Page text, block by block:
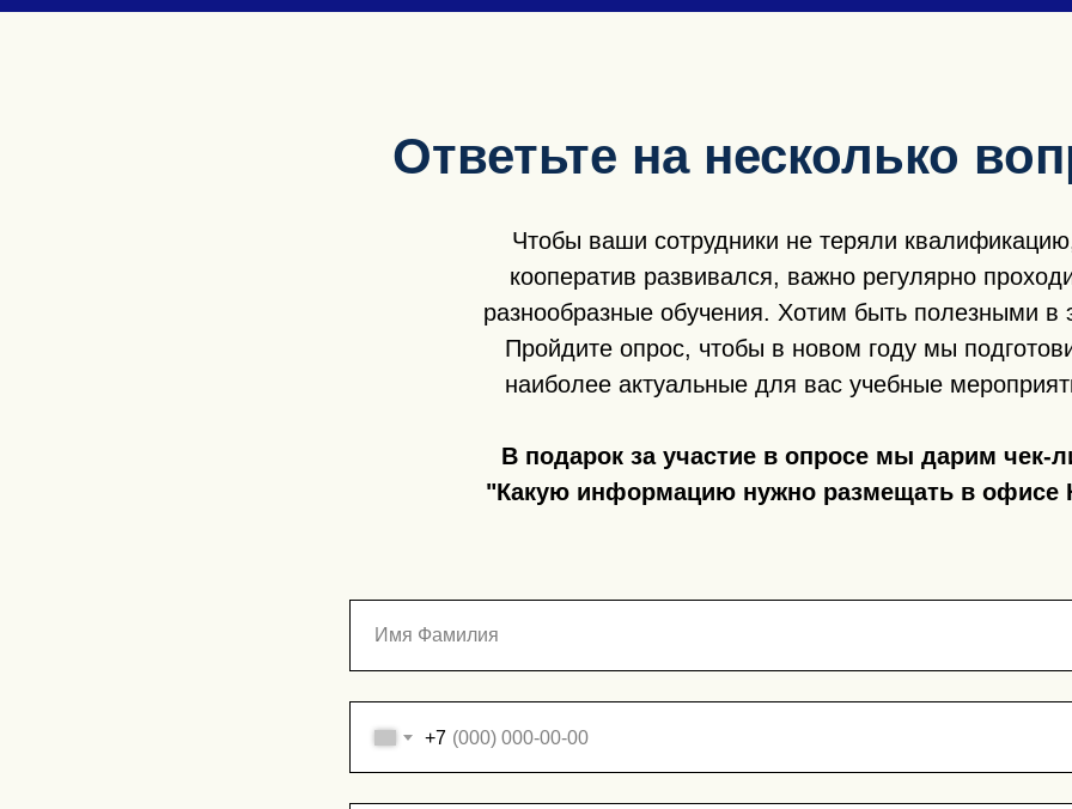
Ответьте на несколько
Чтобы ваши сотрудники не теряли
кооператив развивался, важно регулярно
разнообразные обучения. Хотим быть полезными в
Пройдите опрос, чтобы в новом году мы
наиболее актуальные для вас учебные
В подарок за участие в опросе мы дарим чек-
"Какую информацию нужно размещать в офисе
+7